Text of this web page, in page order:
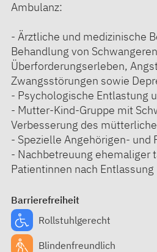
Ambulanz:
- Ärztliche und medizinische
Behandlung von
Überforderungserleben,
Zwangsstörungen sowie
- Psychologische Entlastung
- Mutter-Kind-Gruppe mit
Verbesserung des
- Spezielle Angehörigen- und
- Nachbetreuung ehemaliger
Patientinnen nach Entlassung
Barrierefreiheit
Rollstuhlgerecht
Blindenfreundlich